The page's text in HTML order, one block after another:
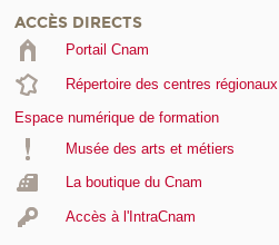
ACCÈS DIRECTS
Portail Cnam
Répertoire des centres régionaux
Espace numérique de formation
Musée des arts et métiers
La boutique du Cnam
Accès à l'IntraCnam